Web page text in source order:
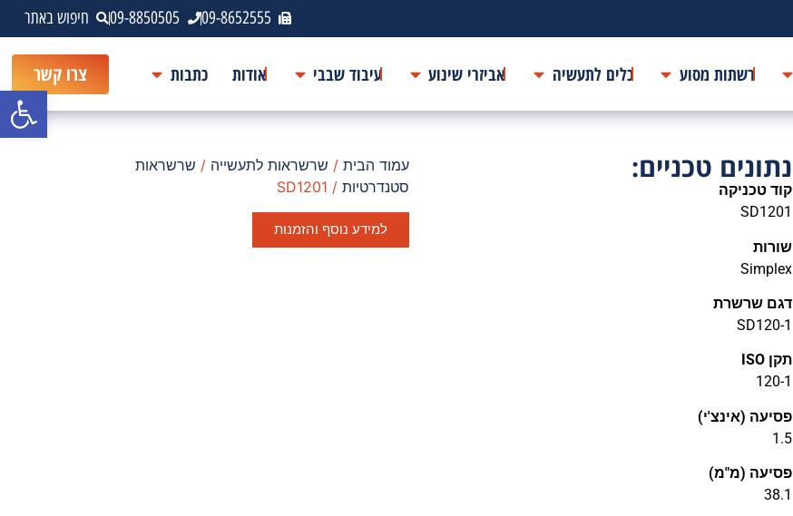
09-8652555
09-8850505 חיפוש באתר
רשתות מסוע כלים לתעשיה אביזרי שינוע עיבוד שבבי אודות כתבות צרו קשר
נתונים טכניים:
קוד טכניקה
SD1201
שורות
Simplex
דגם שרשרת
SD120-1
תקן ISO
120-1
פסיעה (אינצ'י)
1.5
פסיעה (מ"מ)
38.1
עמוד הבית/ שרשראות לתעשייה / שרשראות
סטנדרטיות/ SD1201
למידע נוסף והזמנות
פתח